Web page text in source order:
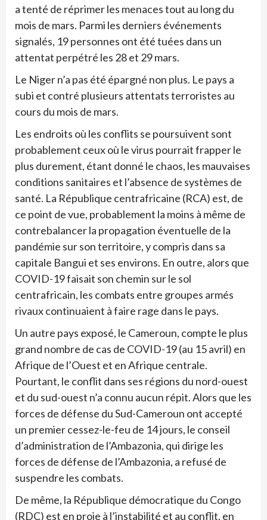
a tenté de réprimer les menaces tout au long du
mois de mars. Parmi les derniers événements
signalés, 19 personnes ont été tuées dans un
attentat perpétré les 28 et 29 mars.
Le Niger n’a pas été épargné non plus. Le pays a
subi et contré plusieurs attentats terroristes au
cours du mois de mars.
Les endroits où les conflits se poursuivent sont
probablement ceux où le virus pourrait frapper le
plus durement, étant donné le chaos, les mauvaises
conditions sanitaires et l’absence de systèmes de
santé. La République centrafricaine (RCA) est, de
ce point de vue, probablement la moins à même de
contrebalancer la propagation éventuelle de la
pandémie sur son territoire, y compris dans sa
capitale Bangui et ses environs. En outre, alors que
COVID-19 faisait son chemin sur le sol
centrafricain, les combats entre groupes armés
rivaux continuaient à faire rage dans le pays.
Un autre pays exposé, le Cameroun, compte le plus
grand nombre de cas de COVID-19 (au 15 avril) en
Afrique de l’Ouest et en Afrique centrale.
Pourtant, le conflit dans ses régions du nord-ouest
et du sud-ouest n’a connu aucun répit. Alors que les
forces de défense du Sud-Cameroun ont accepté
un premier cessez-le-feu de 14 jours, le conseil
d’administration de l’Ambazonia, qui dirige les
forces de défense de l’Ambazonia, a refusé de
suspendre les combats.
De même, la République démocratique du Congo
(RDC) est en proie à l’instabilité et au conflit, en